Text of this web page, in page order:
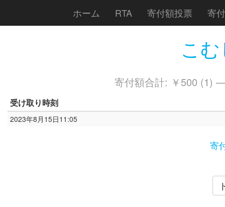
ホーム RTA 寄付額投票 寄
こ
寄付額合計: ￥500 (1)
受け取り時刻
2023年8月15日11:05
寄